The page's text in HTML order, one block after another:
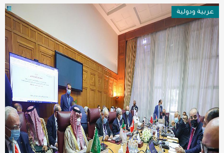
عربية ودولية
عربية ودولية
تقنيات
تحقيقات صحفية
مقالات
عامة ومنوعات
طب وصحة